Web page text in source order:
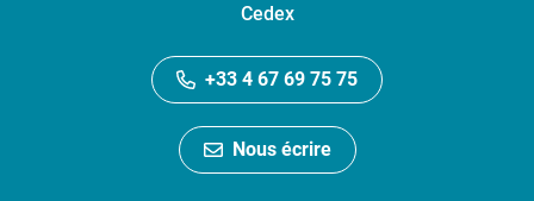
Cedex
+33 4 67 69 75 75
Nous écrire